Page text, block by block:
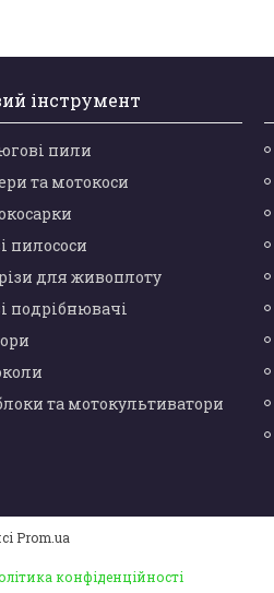
інструмент
пили
та мотокоси
пилососи
для живоплоту
подрібнювачі
та мотокультиватори
Prom.ua
конфіденційності